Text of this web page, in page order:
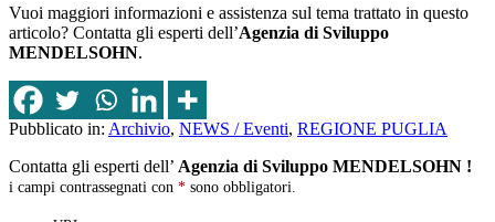
Vuoi maggiori informazioni e assistenza sul tema trattato in questo
articolo? Contatta gli esperti dell’Agenzia di Sviluppo
MENDELSOHN.
Pubblicato in: Archivio, NEWS / Eventi, REGIONE PUGLIA
Contatta gli esperti dell’ Agenzia di Sviluppo MENDELSOHN !
i campi contrassegnati con * sono obbligatori.